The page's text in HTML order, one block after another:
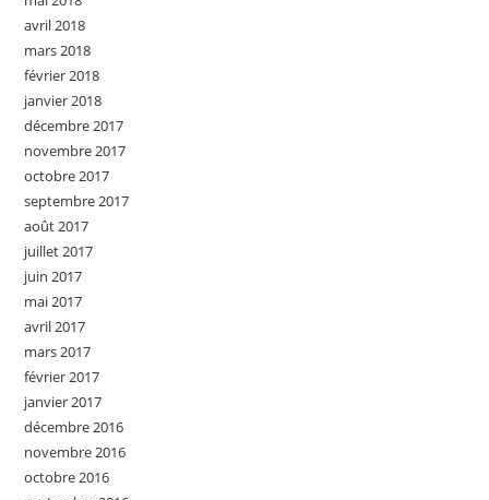
avril 2018
mars 2018
février 2018
janvier 2018
décembre 2017
novembre 2017
octobre 2017
septembre 2017
août 2017
juillet 2017
juin 2017
mai 2017
avril 2017
mars 2017
février 2017
janvier 2017
décembre 2016
novembre 2016
octobre 2016